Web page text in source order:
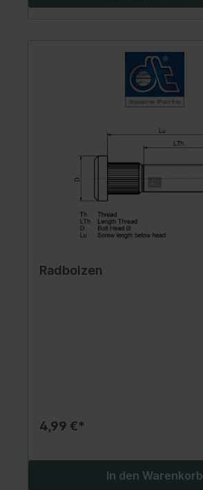
Radbolzen
4,99 €*
In den Warenkorb